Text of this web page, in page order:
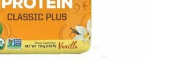
retrouver le plaisir d’un vrai café
lourd ni affamé.
Glacé Protéiné